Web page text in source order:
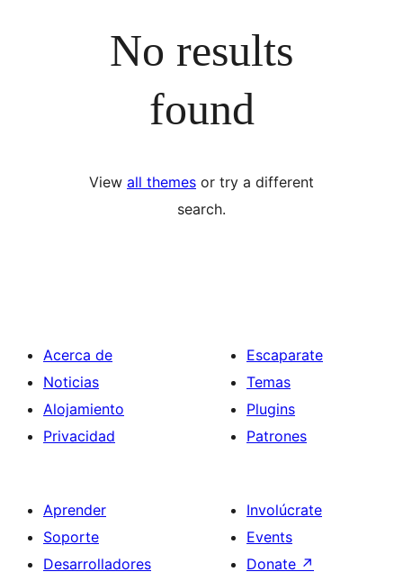
No results
found
View all themes or try a different
search.
Acerca de
Noticias
Alojamiento
Privacidad
Escaparate
Temas
Plugins
Patrones
Aprender
Soporte
Desarrolladores
Involúcrate
Events
Donate ↗